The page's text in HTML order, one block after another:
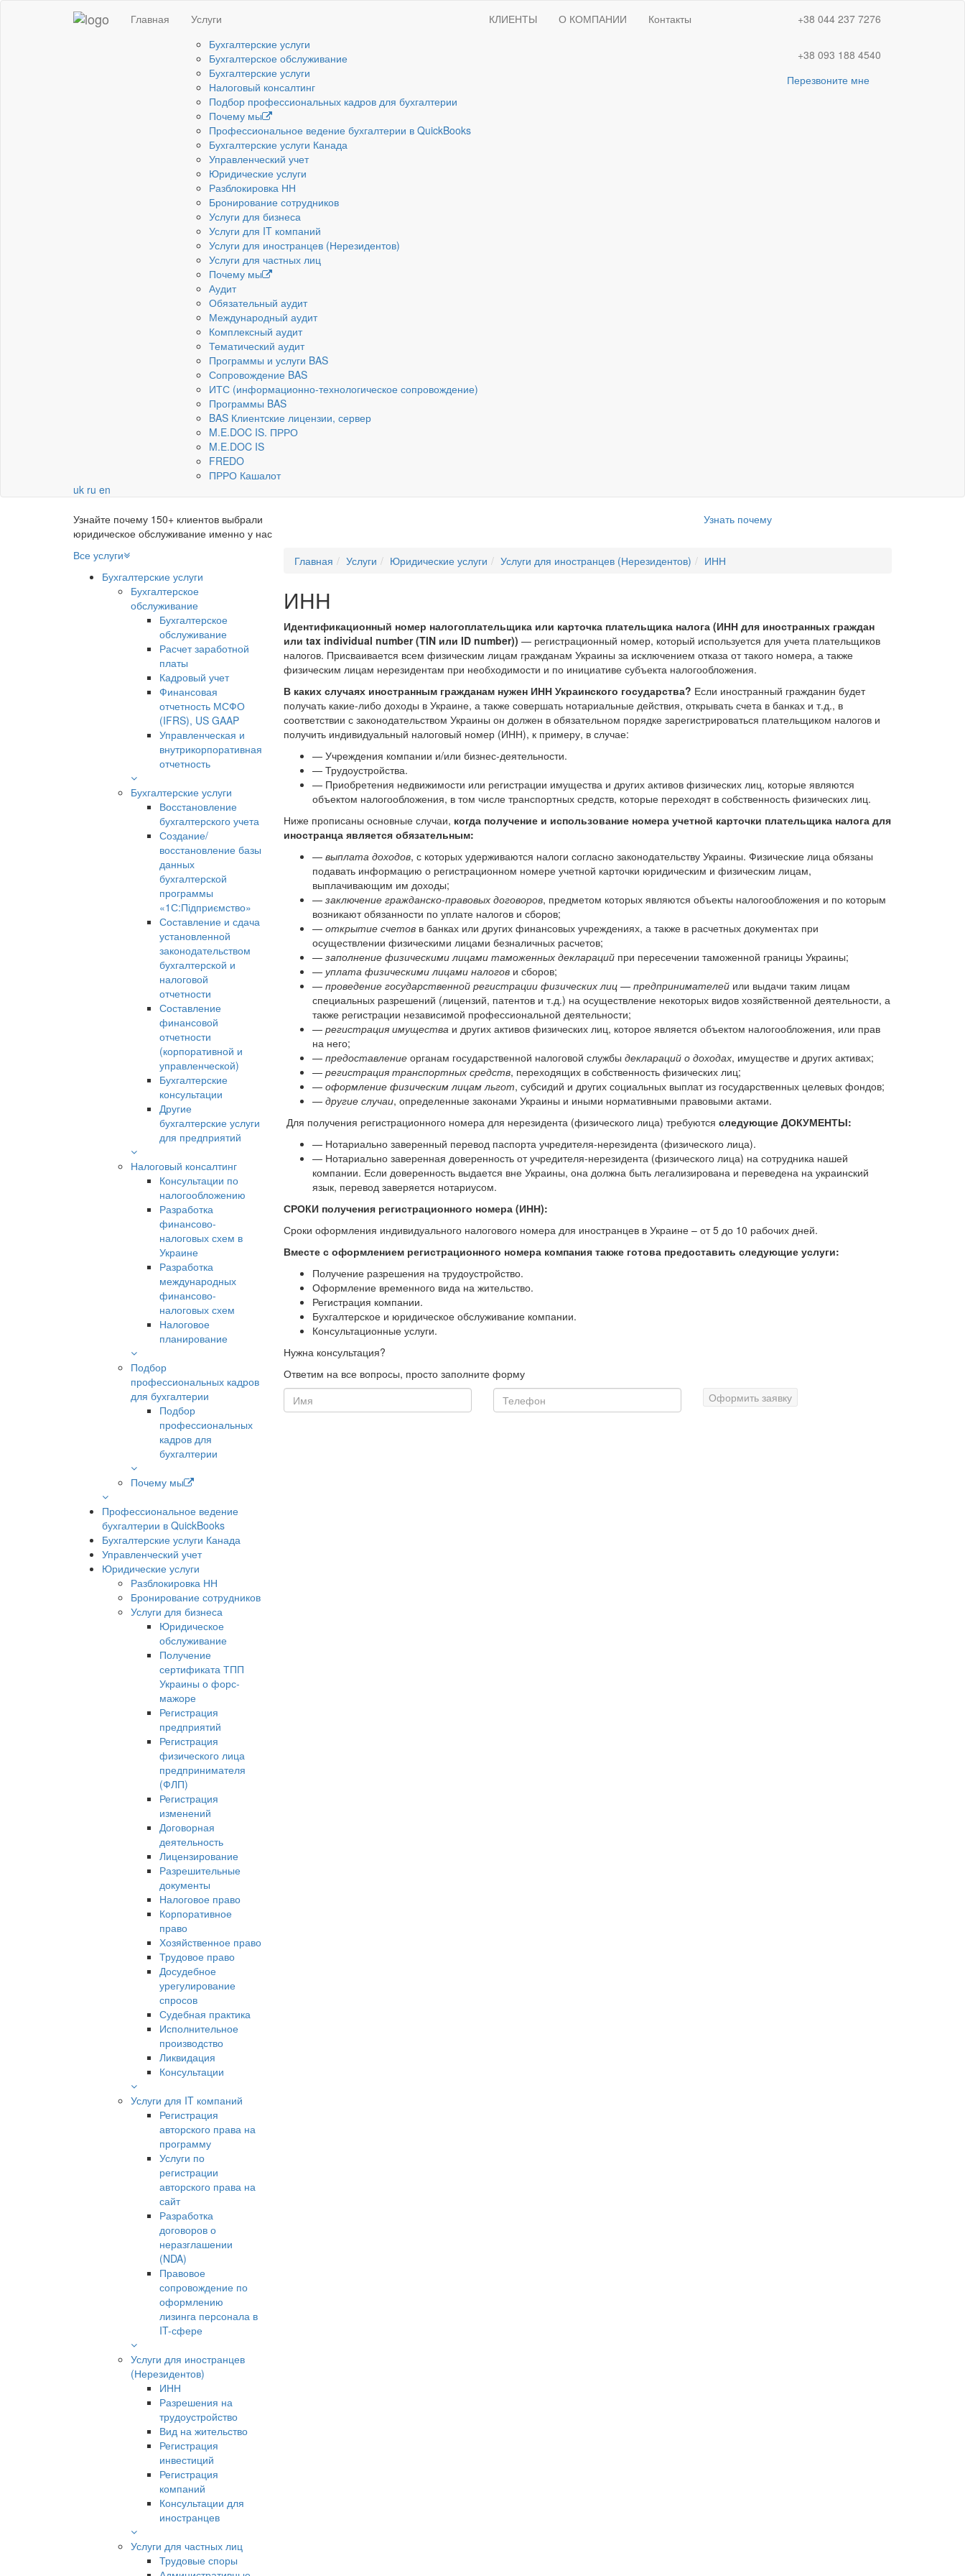
Главная
Услуги
Бухгалтерские услуги
Бухгалтерское обслуживание
Бухгалтерские услуги
Налоговый консалтинг
Подбор профессиональных кадров для бухгалтерии
Почему мы
Профессиональное ведение бухгалтерии в QuickBooks
Бухгалтерские услуги Канада
Управленческий учет
Юридические услуги
Разблокировка НН
Бронирование сотрудников
Услуги для бизнеса
Услуги для IT компаний
Услуги для иностранцев (Нерезидентов)
Услуги для частных лиц
Почему мы
Аудит
Обязательный аудит
Международный аудит
Комплексный аудит
Тематический аудит
Программы и услуги BAS
Сопровождение BAS
ИТС (информационно-технологическое сопровождение)
Программы BAS
BAS Клиентские лицензии, сервер
M.E.DOC IS. ПРРО
M.E.DOC IS
FREDO
ПРРО Кашалот
КЛИЕНТЫ О КОМПАНИИ Контакты +38 044 237 7276
+38 093 188 4540
Перезвоните мне
uk ru en
Узнайте почему 150+ клиентов выбрали
юридическое обслуживание именно у нас
Узнать почему
Все услуги
Бухгалтерские услуги
Бухгалтерское
обслуживание
Бухгалтерское
обслуживание
Расчет заработной
платы
Кадровый учет
Финансовая
отчетность МСФО
(IFRS), US GAAP
Управленческая и
внутрикорпоративная
отчетность
Бухгалтерские услуги
Восстановление
бухгалтерского учета
Создание/
восстановление базы
данных
бухгалтерской
программы
«1С:Підприємство»
Составление и сдача
установленной
законодательством
бухгалтерской и
налоговой
отчетности
Составление
финансовой
отчетности
(корпоративной и
управленческой)
Бухгалтерские
консультации
Другие
бухгалтерские услуги
для предприятий
Налоговый консалтинг
Консультации по
налогообложению
Разработка
финансово-
налоговых схем в
Украине
Разработка
международных
финансово-
налоговых схем
Налоговое
планирование
Подбор
профессиональных кадров
для бухгалтерии
Подбор
профессиональных
кадров для
бухгалтерии
Почему мы
Профессиональное ведение
бухгалтерии в QuickBooks
Бухгалтерские услуги Канада
Управленческий учет
Юридические услуги
Разблокировка НН
Бронирование сотрудников
Услуги для бизнеса
Юридическое
обслуживание
Получение
сертификата ТПП
Украины о форс-
мажоре
Регистрация
предприятий
Регистрация
физического лица
предпринимателя
(ФЛП)
Регистрация
изменений
Договорная
деятельность
Лицензирование
Разрешительные
документы
Налоговое право
Корпоративное
право
Хозяйственное право
Трудовое право
Досудебное
урегулирование
спросов
Судебная практика
Исполнительное
производство
Ликвидация
Консультации
Услуги для IT компаний
Регистрация
авторского права на
программу
Услуги по
регистрации
авторского права на
сайт
Разработка
договоров о
неразглашении
(NDA)
Правовое
сопровождение по
оформлению
лизинга персонала в
IT-сфере
Услуги для иностранцев
(Нерезидентов)
ИНН
Разрешения на
трудоустройство
Вид на жительство
Регистрация
инвестиций
Регистрация
компаний
Консультации для
иностранцев
Услуги для частных лиц
Трудовые споры
Главная Услуги Юридические услуги Услуги для иностранцев (Нерезидентов) ИНН
ИНН
Идентификационный номер налогоплательщика или карточка плательщика налога (ИНН для иностранных граждан
или tax individual number (TIN или ID number)) — регистрационный номер, который используется для учета плательщиков
налогов. Присваивается всем физическим лицам гражданам Украины за исключением отказа от такого номера, а также
физическим лицам нерезидентам при необходимости и по инициативе субъекта налогообложения.
В каких случаях иностранным гражданам нужен ИНН Украинского государства? Если иностранный гражданин будет
получать какие-либо доходы в Украине, а также совершать нотариальные действия, открывать счета в банках и т.д., в
соответствии с законодательством Украины он должен в обязательном порядке зарегистрироваться плательщиком налогов и
получить индивидуальный налоговый номер (ИНН), к примеру, в случае:
— Учреждения компании и/или бизнес-деятельности.
— Трудоустройства.
— Приобретения недвижимости или регистрации имущества и других активов физических лиц, которые являются
объектом налогообложения, в том числе транспортных средств, которые переходят в собственность физических лиц.
Ниже прописаны основные случаи, когда получение и использование номера учетной карточки плательщика налога для
иностранца является обязательным:
— выплата доходов, с которых удерживаются налоги согласно законодательству Украины. Физические лица обязаны
подавать информацию о регистрационном номере учетной карточки юридическим и физическим лицам,
выплачивающим им доходы;
— заключение гражданско-правовых договоров, предметом которых являются объекты налогообложения и по которым
возникают обязанности по уплате налогов и сборов;
—открытие счетовв банках или других финансовых учреждениях, а также в расчетных документах при
осуществлении физическими лицами безналичных расчетов;
— заполнение физическими лицами таможенных декларацийпри пересечении таможенной границы Украины;
— уплата физическими лицами налогов и сборов;
— проведение государственной регистрации физических лиц — предпринимателейили выдачи таким лицам
специальных разрешений (лицензий, патентов и т.д.) на осуществление некоторых видов хозяйственной деятельности, а
также регистрации независимой профессиональной деятельности;
— регистрация имуществаи других активов физических лиц, которое является объектом налогообложения, или прав
на него;
— предоставлениеорганам государственной налоговой службы деклараций о доходах, имуществе и других активах;
— регистрация транспортных средств, переходящих в собственность физических лиц;
— оформление физическим лицам льгот, субсидий и других социальных выплат из государственных целевых фондов;
— другие случаи, определенные законами Украины и иными нормативными правовыми актами.
Для получения регистрационного номера для нерезидента (физического лица) требуются следующие ДОКУМЕНТЫ:
— Нотариально заверенный перевод паспорта учредителя-нерезидента (физического лица).
— Нотариально заверенная доверенность от учредителя-нерезидента (физического лица) на сотрудника нашей
компании. Если доверенность выдается вне Украины, она должна быть легализирована и переведена на украинский
язык, перевод заверяется нотариусом.
СРОКИ получения регистрационного номера (ИНН):
Сроки оформления индивидуального налогового номера для иностранцев в Украине – от 5 до 10 рабочих дней.
Вместе с оформлением регистрационного номера компания также готова предоставить следующие услуги:
Получение разрешения на трудоустройство.
Оформление временного вида на жительство.
Регистрация компании.
Бухгалтерское и юридическое обслуживание компании.
Консультационные услуги.
Нужна консультация?
Ответим на все вопросы, просто заполните форму